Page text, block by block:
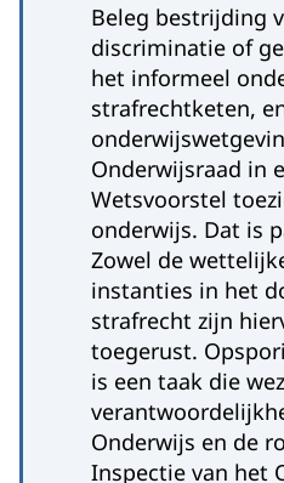
Beleg bestrijding
discriminatie of
het informeel
strafrechtketen,
Onderwijsraad in
Wetsvoorstel
onderwijs. Dat is
Zowel de
instanties in het
strafrecht zijn
toegerust.
is een taak die
Onderwijs en de
Inspectie van het